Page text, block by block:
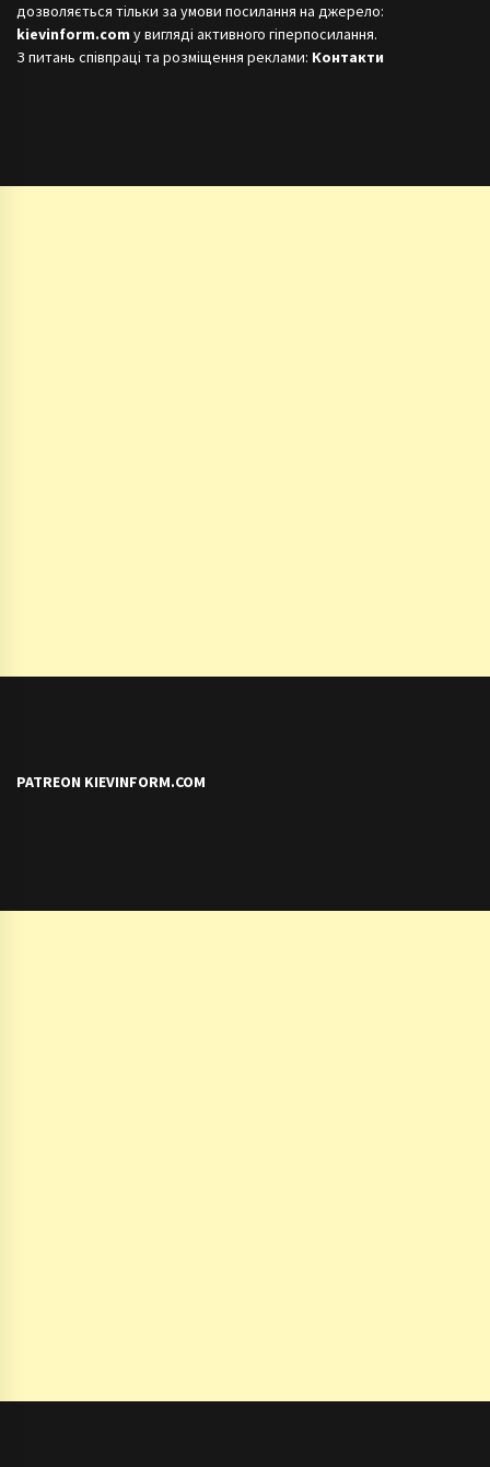
дозволяється тільки за умови посилання на джерело:
kievinform.com у вигляді активного гіперпосилання.
З питань співпраці та розміщення реклами: Контакти
PATREON KIEVINFORM.COM